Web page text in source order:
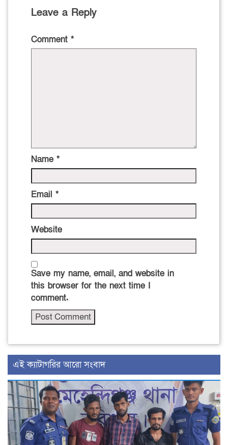
Leave a Reply
Comment *
Name *
Email *
Website
Save my name, email, and website in
this browser for the next time I
comment.
‍এই ক্যাটাগরির ‍আরো সংবাদ